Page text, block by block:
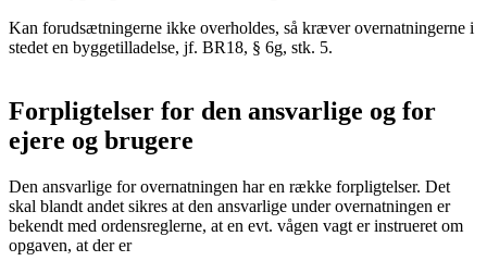
Kan forudsætningerne ikke overholdes, så kræver overnatningerne i
stedet en byggetilladelse, jf. BR18, § 6g, stk. 5.
Forpligtelser for den ansvarlige og for
ejere og brugere
Den ansvarlige for overnatningen har en række forpligtelser. Det
skal blandt andet sikres at den ansvarlige under overnatningen er
bekendt med ordensreglerne, at en evt. vågen vagt er instrueret om
opgaven, at der er